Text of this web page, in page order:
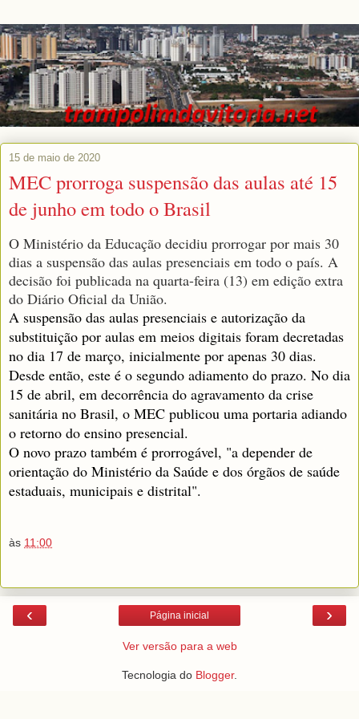
15 de maio de 2020
MEC prorroga suspensão das aulas até 15
de junho em todo o Brasil
O Ministério da Educação decidiu prorrogar por mais 30
dias a suspensão das aulas presenciais em todo o país. A
decisão foi publicada na quarta-feira (13) em edição extra
do Diário Oficial da União.
A suspensão das aulas presenciais e autorização da
substituição por aulas em meios digitais foram decretadas
no dia 17 de março, inicialmente por apenas 30 dias.
Desde então, este é o segundo adiamento do prazo. No dia
15 de abril, em decorrência do agravamento da crise
sanitária no Brasil, o MEC publicou uma portaria adiando
o retorno do ensino presencial.
O novo prazo também é prorrogável, "a depender de
orientação do Ministério da Saúde e dos órgãos de saúde
estaduais, municipais e distrital".
às 11:00
‹ ›
Página inicial
Ver versão para a web
Tecnologia do Blogger.